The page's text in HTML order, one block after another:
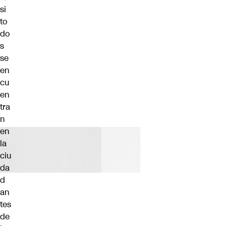
si
to
do
s
se
en
cu
en
tra
n
en
la
ciu
da
d
an
tes
de